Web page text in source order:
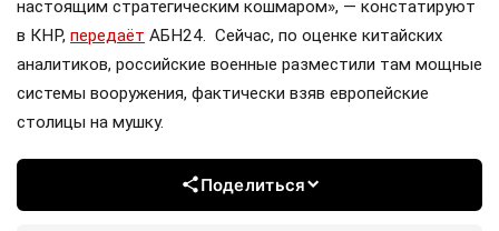
настоящим стратегическим кошмаром», — констатируют
в КНР, передаёт АБН24. Сейчас, по оценке китайских
аналитиков, российские военные разместили там мощные
системы вооружения, фактически взяв европейские
столицы на мушку.
Поделиться